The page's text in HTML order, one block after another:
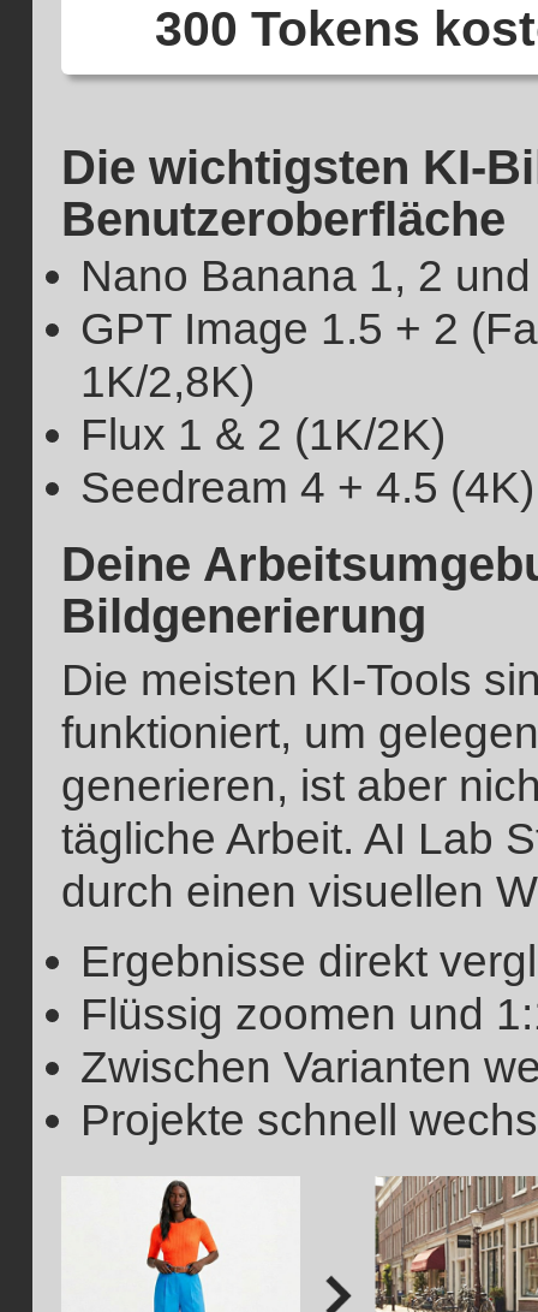
300 Tokens
Die wichtigsten KI-
Benutzeroberfläche
Nano Banana 1, 2
GPT Image 1.5 + 2
1K/2,8K)
Flux 1 & 2 (1K/2K)
Seedream 4 + 4.5 (4K)
Deine
Bildgenerierung
Die meisten KI-Tools
funktioniert, um
generieren, ist aber
tägliche Arbeit. AI Lab
durch einen visuellen
Ergebnisse direkt
Flüssig zoomen und
Zwischen Varianten
Projekte schnell